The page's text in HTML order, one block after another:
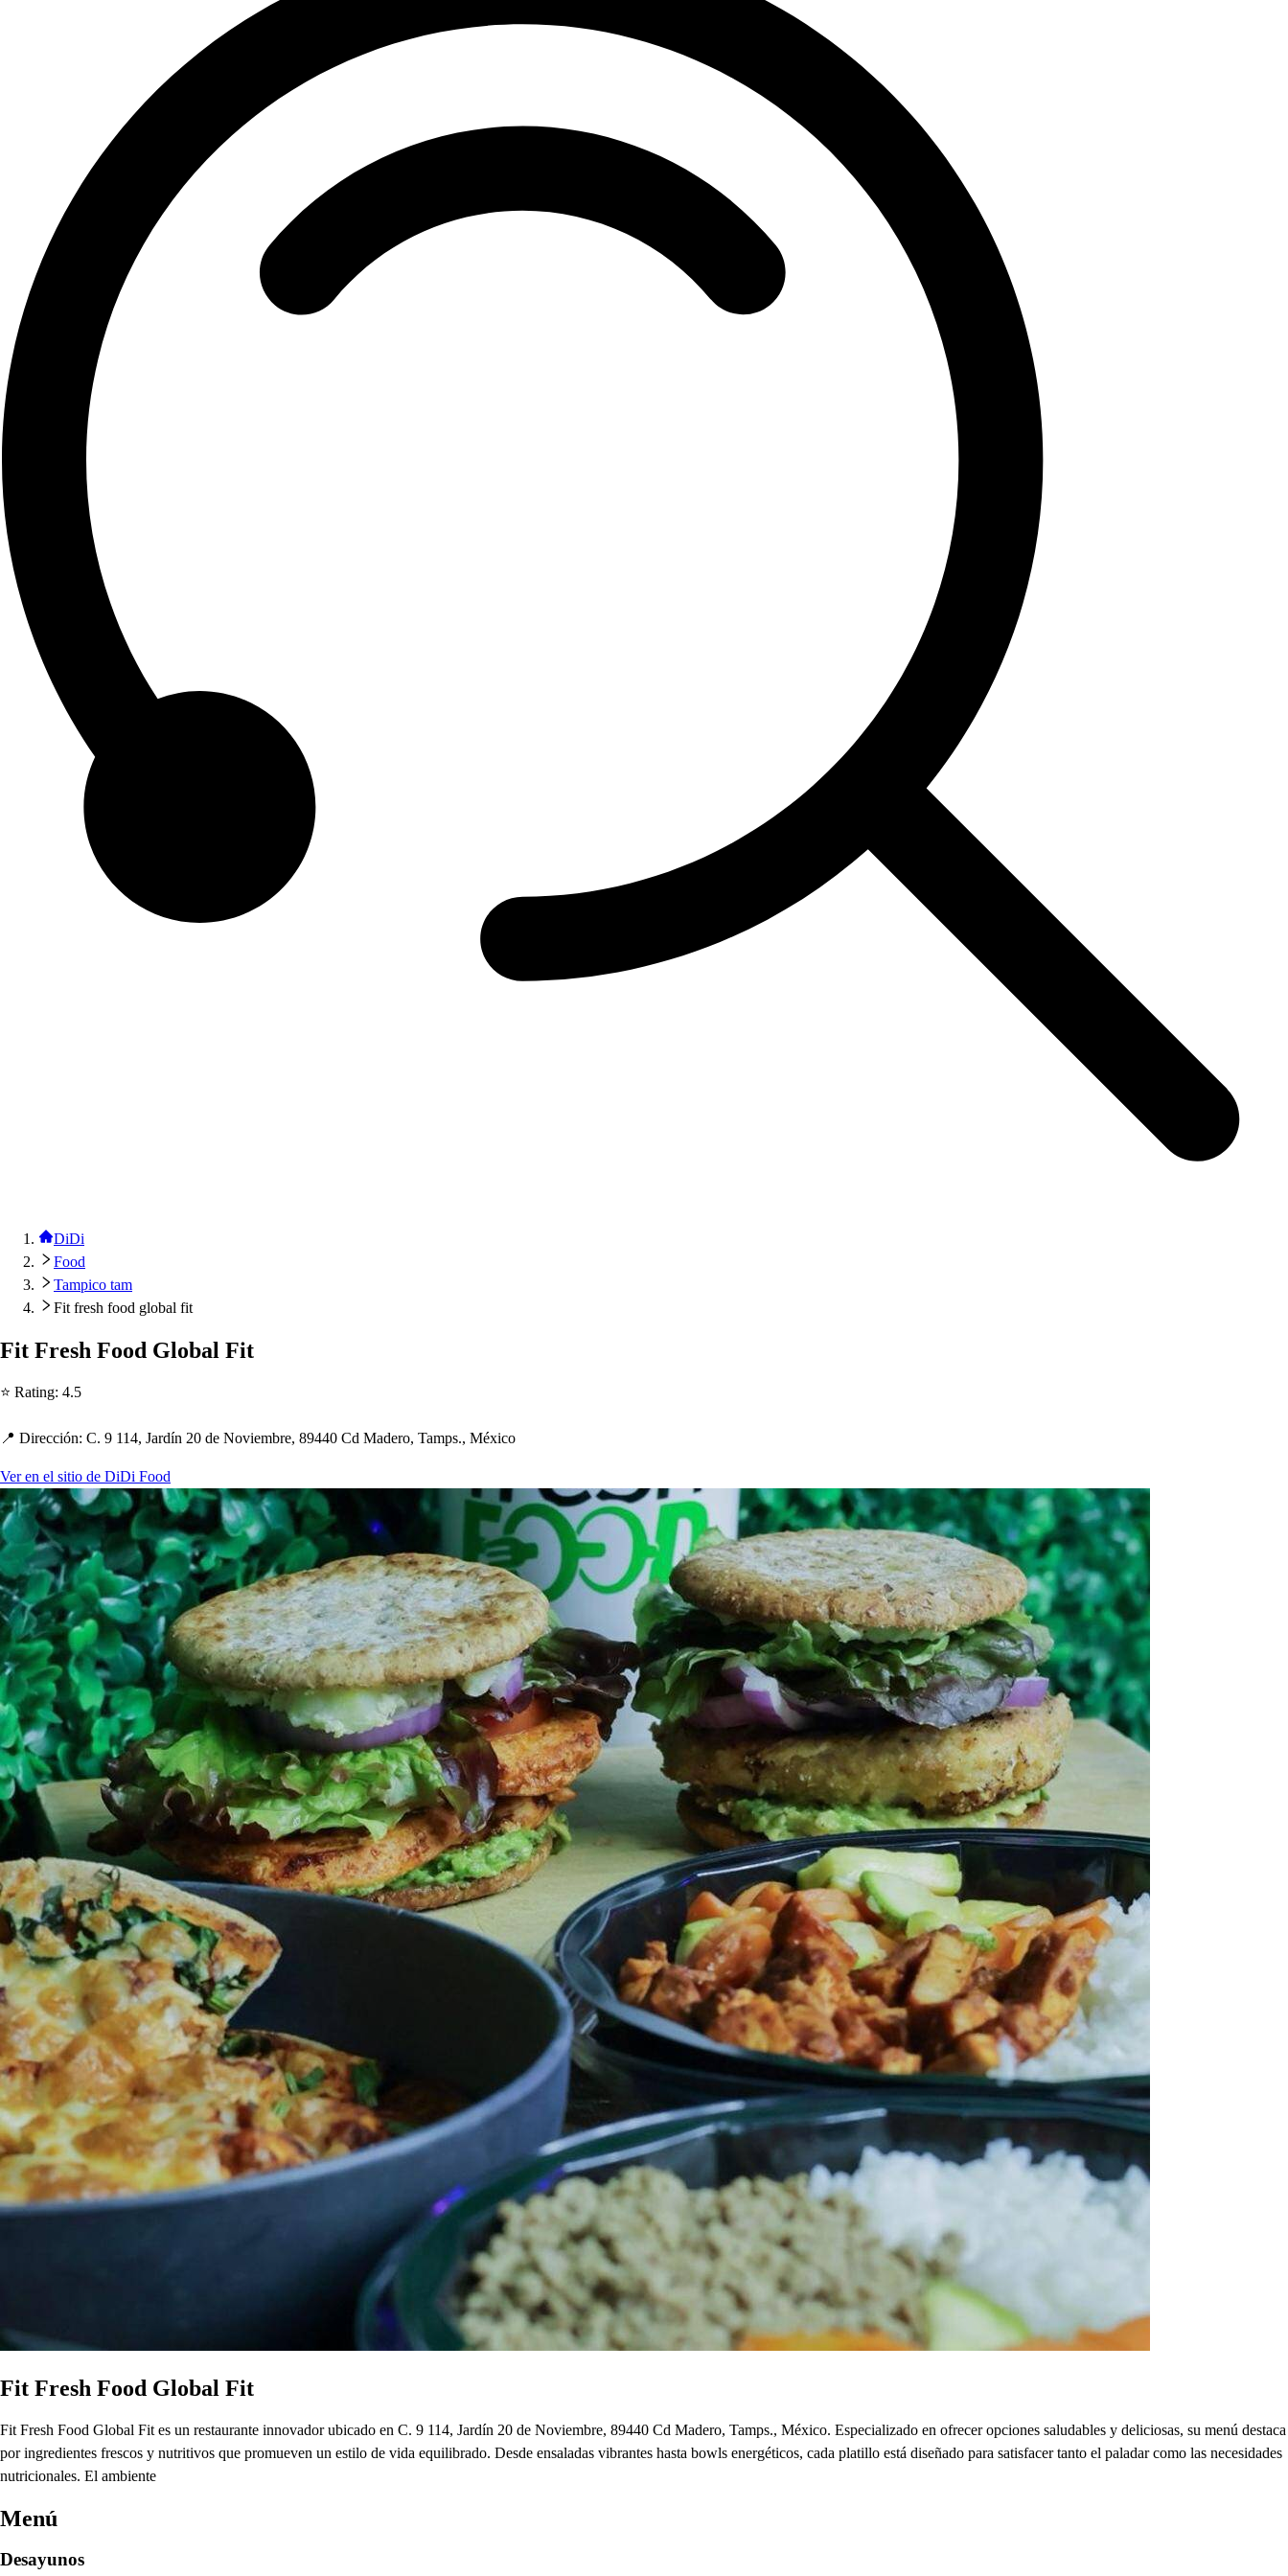
DiDi
Food
Tampico tam
Fit fresh food global fit
Fit Fresh Food Global Fit
⭐ Rating: 4.5
📍 Dirección: C. 9 114, Jardín 20 de Noviembre, 89440 Cd Madero, Tamps., México
Ver en el sitio de DiDi Food
Fit Fresh Food Global Fit
Fit Fresh Food Global Fit es un restaurante innovador ubicado en C. 9 114, Jardín 20 de Noviembre, 89440 Cd Madero, Tamps., México. Especializado en ofrecer opciones saludables y deliciosas, su menú destaca
por ingredientes frescos y nutritivos que promueven un estilo de vida equilibrado. Desde ensaladas vibrantes hasta bowls energéticos, cada platillo está diseñado para satisfacer tanto el paladar como las necesidades
nutricionales. El ambiente
Menú
Desayunos